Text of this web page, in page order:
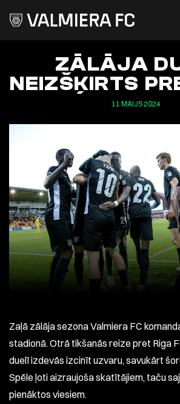
ZĀLĀJA
NEIZŠĶIRTS
11 MAIJS 2024
Zaļā zālāja sezona Valmiera FC
stadionā. Otrā tikšanās reize pret Riga
duelī izdevās izcinīt uzvaru, savukārt
Spēle ļoti aizraujoša skatītājiem, taču
pienāktos viesiem.